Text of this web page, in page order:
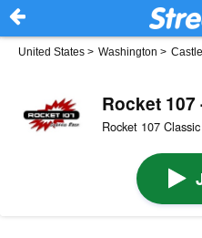
United States > Washington >
Rocket 107
Rocket 107